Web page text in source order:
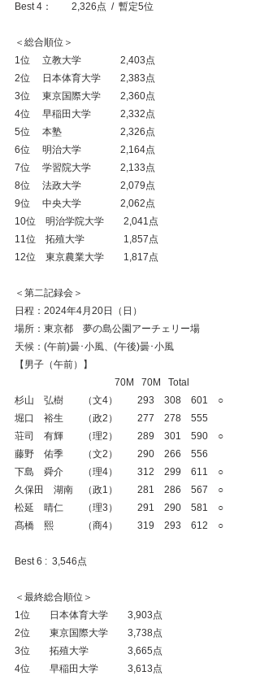
Best 4：　　2,326点  /  暫定5位
＜総合順位＞
1位　 立教大学　　　　2,403点
2位　 日本体育大学　　2,383点
3位　 東京国際大学　　2,360点
4位　 早稲田大学　　　2,332点
5位　 本塾　　　　　　2,326点
6位　 明治大学　　　　2,164点
7位　 学習院大学　　　2,133点
8位　 法政大学　　　　2,079点
9位　 中央大学　　　　2,062点
10位　明治学院大学　　2,041点
11位　拓殖大学　　　　1,857点
12位　東京農業大学　　1,817点
＜第二記録会＞
日程：2024年4月20日（日）
場所：東京都　夢の島公園アーチェリー場
天候：(午前)曇･小風、(午後)曇･小風
【男子（午前）】
70M   70M   Total
杉山　弘樹　　（文4）　　293　308　601　○
堀口　裕生　　（政2）　　277　278　555
荘司　有輝　　（理2）　　289　301　590　○
藤野　佑季　　（文2）　　290　266    556
下島　舜介　　（理4）　　312　299　611　○
久保田　湖南　（政1）　　281　286　567　○
松延　晴仁　　（理3）　　291　290　581　○
髙橋　熙　　　（商4）　　319　293　612　○
Best 6 :  3,546点
＜最終総合順位＞
1位　　日本体育大学　　3,903点
2位　　東京国際大学　　3,738点
3位　　拓殖大学　　　　3,665点
4位　　早稲田大学　　　3,613点